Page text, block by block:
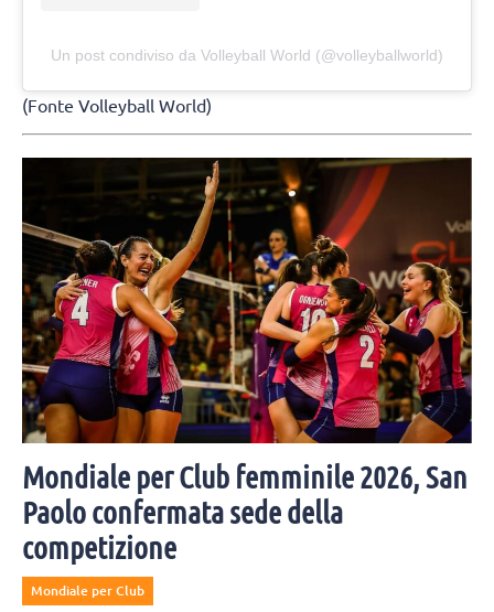
Un post condiviso da Volleyball World (@volleyballworld)
(Fonte Volleyball World)
Mondiale per Club femminile 2026, San
Paolo confermata sede della
competizione
Mondiale per Club